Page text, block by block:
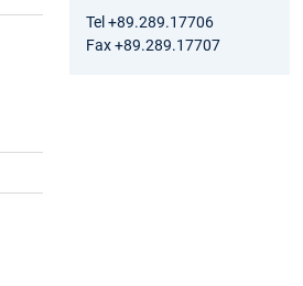
Tel +89.289.17706
Fax +89.289.17707